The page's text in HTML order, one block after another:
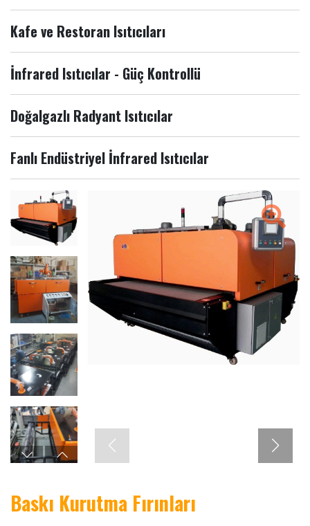
Kafe ve Restoran Isıtıcıları
İnfrared Isıtıcılar - Güç Kontrollü
Doğalgazlı Radyant Isıtıcılar
Fanlı Endüstriyel İnfrared Isıtıcılar
Baskı Kurutma Fırınları